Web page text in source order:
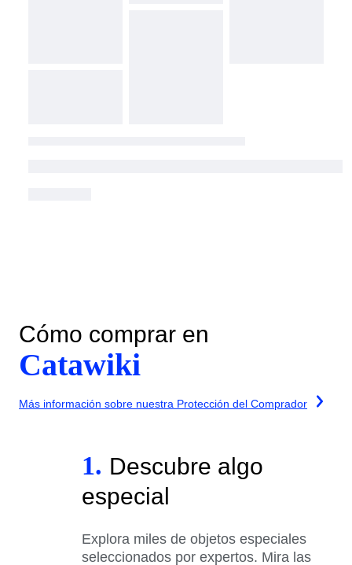
Cómo comprar en
Catawiki
Más información sobre nuestra Protección del Comprador
1. Descubre algo
especial
Explora miles de objetos especiales
seleccionados por expertos. Mira las